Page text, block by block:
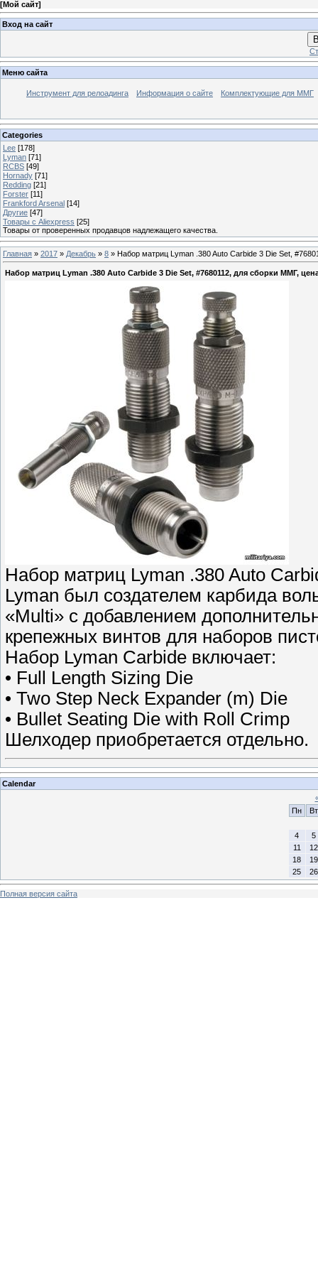
[Мой сайт]
Вход на сайт
Меню сайта
Инструмент для релоадинга Информация о сайте Комплектующие для ММГ
Categories
Lee [178]
Lyman [71]
RCBS [49]
Hornady [71]
Redding [21]
Forster [11]
Frankford Arsenal [14]
Другие [47]
Товары с Aliexpress [25]
Товары от проверенных продавцов надлежащего качества.
Главная » 2017 » Декабрь » 8 » Набор матриц Lyman .380 Auto Carbide 3 Die Set,
Набор матриц Lyman .380 Auto Carbide 3 Die Set, #7680112, для сборки ММГ,
Набор матриц Lyman .380 Auto
Lyman был создателем карбида
«Multi» с добавлением
крепежных винтов для наборов
Набор Lyman Carbide включает:
• Full Length Sizing Die
• Two Step Neck Expander (m) Die
• Bullet Seating Die with Roll Crimp
Шелходер приобретается отдельно.
Calendar
Пн
Вт
4
5
11
12
18
19
25
26
Полная версия сайта